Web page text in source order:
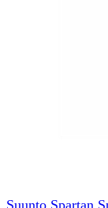
Suunto Spartan